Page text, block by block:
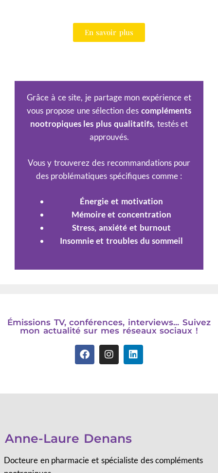
En savoir plus
Grâce à ce site, je partage mon expérience et
vous propose une sélection des compléments
nootropiques les plus qualitatifs, testés et
approuvés.
Vous y trouverez des recommandations pour
des problématiques spécifiques comme :
Énergie et motivation
Mémoire et concentration
Stress, anxiété et burnout
Insomnie et troubles du sommeil
Émissions TV, conférences, interviews... Suivez
mon actualité sur mes réseaux sociaux !
Anne-Laure Denans
Docteure en pharmacie et spécialiste des compléments